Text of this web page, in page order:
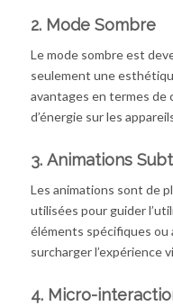
2. Mode Sombre
Le mode sombre est
seulement une
avantages en termes de
d’énergie sur les
3. Animations
Les animations sont de
utilisées pour guider
éléments spécifiques ou
surcharger l’expérience
4. Micro-